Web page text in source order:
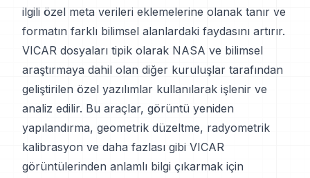
ilgili özel meta verileri eklemelerine olanak tanır ve
formatın farklı bilimsel alanlardaki faydasını artırır.
VICAR dosyaları tipik olarak NASA ve bilimsel
araştırmaya dahil olan diğer kuruluşlar tarafından
geliştirilen özel yazılımlar kullanılarak işlenir ve
analiz edilir. Bu araçlar, görüntü yeniden
yapılandırma, geometrik düzeltme, radyometrik
kalibrasyon ve daha fazlası gibi VICAR
görüntülerinden anlamlı bilgi çıkarmak için